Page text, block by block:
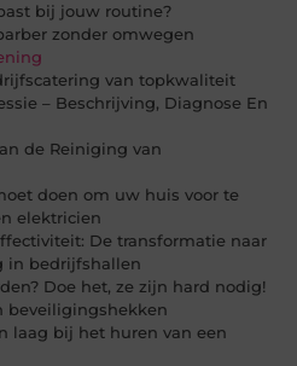
bij jouw routine?
zonder omwegen
van topkwaliteit
– Beschrijving, Diagnose En
de Reiniging van
doen om uw huis voor te
elektricien
De transformatie naar
in bedrijfshallen
Doe het, ze zijn hard nodig!
beveiligingshekken
laag bij het huren van een